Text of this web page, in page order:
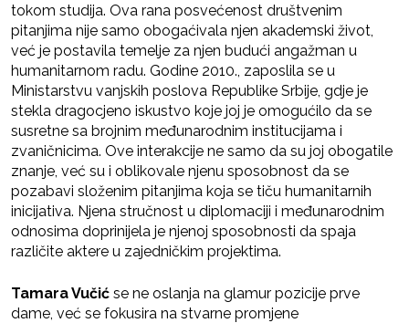
tokom studija. Ova rana posvećenost društvenim
pitanjima nije samo obogaćivala njen akademski život,
već je postavila temelje za njen budući angažman u
humanitarnom radu. Godine 2010., zaposlila se u
Ministarstvu vanjskih poslova Republike Srbije, gdje je
stekla dragocjeno iskustvo koje joj je omogućilo da se
susretne sa brojnim međunarodnim institucijama i
zvaničnicima. Ove interakcije ne samo da su joj obogatile
znanje, već su i oblikovale njenu sposobnost da se
pozabavi složenim pitanjima koja se tiču humanitarnih
inicijativa. Njena stručnost u diplomaciji i međunarodnim
odnosima doprinijela je njenoj sposobnosti da spaja
različite aktere u zajedničkim projektima.
Tamara Vučić se ne oslanja na glamur pozicije prve
dame, već se fokusira na stvarne promjene